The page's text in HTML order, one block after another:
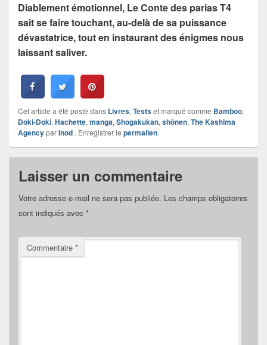
Diablement émotionnel, Le Conte des parias T4
sait se faire touchant, au-delà de sa puissance
dévastatrice, tout en instaurant des énigmes nous
laissant saliver.
Cet article a été posté dans Livres, Testset marqué comme Bamboo,
Doki-Doki, Hachette, manga, Shogakukan, shônen, The Kashima
AgencyparInod . Enregistrer le permalien.
Laisser un commentaire
Votre adresse e-mail ne sera pas publiée. Les champs obligatoires
sont indiqués avec *
Commentaire *